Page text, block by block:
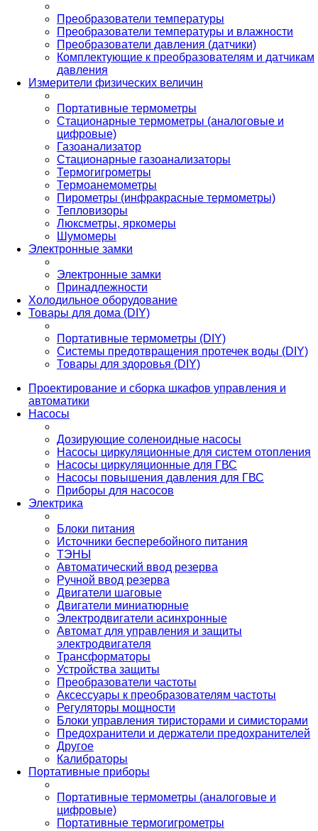
Преобразователи температуры
Преобразователи температуры и влажности
Преобразователи давления (датчики)
Комплектующие к преобразователям и датчикам
давления
Измерители физических величин
Портативные термометры
Стационарные термометры (аналоговые и
цифровые)
Газоанализатор
Стационарные газоанализаторы
Термогигрометры
Термоанемометры
Пирометры (инфракрасные термометры)
Тепловизоры
Люксметры, яркомеры
Шумомеры
Электронные замки
Электронные замки
Принадлежности
Холодильное оборудование
Товары для дома (DIY)
Портативные термометры (DIY)
Системы предотвращения протечек воды (DIY)
Товары для здоровья (DIY)
Проектирование и сборка шкафов управления и
автоматики
Насосы
Дозирующие соленоидные насосы
Насосы циркуляционные для систем отопления
Насосы циркуляционные для ГВС
Насосы повышения давления для ГВС
Приборы для насосов
Электрика
Блоки питания
Источники бесперебойного питания
ТЭНЫ
Автоматический ввод резерва
Ручной ввод резерва
Двигатели шаговые
Двигатели миниатюрные
Электродвигатели асинхронные
Автомат для управления и защиты
электродвигателя
Трансформаторы
Устройства защиты
Преобразователи частоты
Аксессуары к преобразователям частоты
Регуляторы мощности
Блоки управления тиристорами и симисторами
Предохранители и держатели предохранителей
Другое
Калибраторы
Портативные приборы
Портативные термометры (аналоговые и
цифровые)
Портативные термогигрометры